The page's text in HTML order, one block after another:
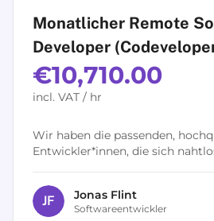
Monatlicher Remote
Developer
€10,710.00
incl. VAT / hr
Wir haben die passenden,
Entwickler*innen, die sich
Entwicklungs-Potential zu...
JF Jonas Flint
Softwareentwickler